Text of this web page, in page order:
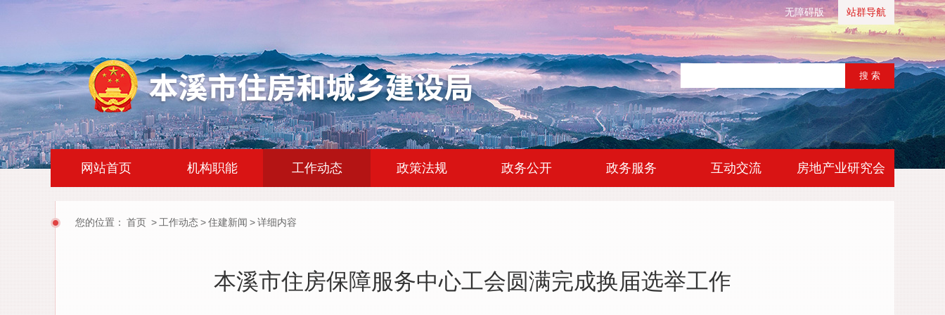
无障碍版 站群导航
网站首页 机构职能 工作动态 政策法规 政务公开 政务服务 互动交流 房地产业研究会
您的位置： 首页 > 工作动态>住建新闻 >详细内容
本溪市住房保障服务中心工会圆满完成换届选举工作